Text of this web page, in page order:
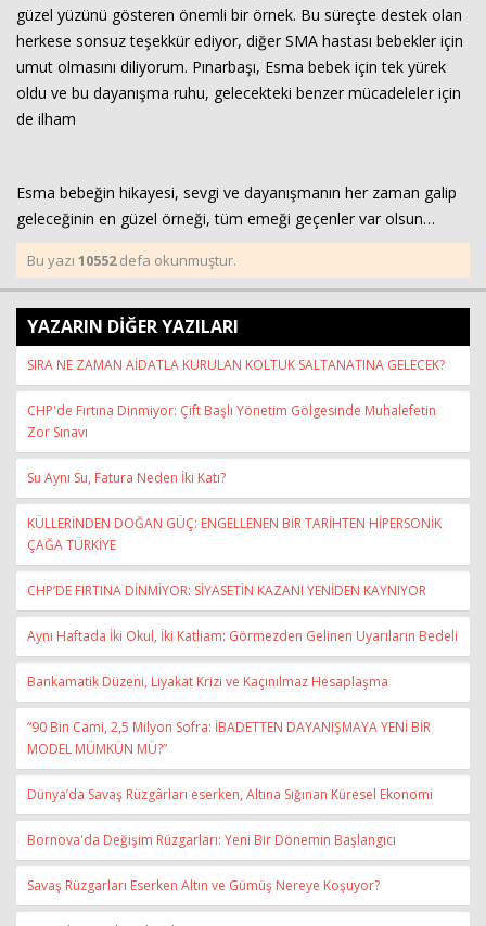
güzel yüzünü gösteren önemli bir örnek. Bu süreçte destek olan
herkese sonsuz teşekkür ediyor, diğer SMA hastası bebekler için
umut olmasını diliyorum. Pınarbaşı, Esma bebek için tek yürek
oldu ve bu dayanışma ruhu, gelecekteki benzer mücadeleler için
de ilham
Esma bebeğin hikayesi, sevgi ve dayanışmanın her zaman galip
geleceğinin en güzel örneği, tüm emeği geçenler var olsun…
Bu yazı 10552defa okunmuştur.
YAZARIN DİĞER YAZILARI
SIRA NE ZAMAN AİDATLA KURULAN KOLTUK SALTANATINA GELECEK?
CHP'de Fırtına Dinmiyor: Çift Başlı Yönetim Gölgesinde Muhalefetin
Zor Sınavı
Su Aynı Su, Fatura Neden İki Katı?
KÜLLERİNDEN DOĞAN GÜÇ: ENGELLENEN BİR TARİHTEN HİPERSONİK
ÇAĞA TÜRKİYE
CHP’DE FIRTINA DİNMİYOR: SİYASETİN KAZANI YENİDEN KAYNIYOR
Aynı Haftada İki Okul, İki Katliam: Görmezden Gelinen Uyarıların Bedeli
Bankamatik Düzeni, Liyakat Krizi ve Kaçınılmaz Hesaplaşma
“90 Bin Cami, 2,5 Milyon Sofra: İBADETTEN DAYANIŞMAYA YENİ BİR
MODEL MÜMKÜN MÜ?”
Dünya’da Savaş Rüzgârları eserken, Altına Sığınan Küresel Ekonomi
Bornova'da Değişim Rüzgarları: Yeni Bir Dönemin Başlangıcı
Savaş Rüzgarları Eserken Altın ve Gümüş Nereye Koşuyor?